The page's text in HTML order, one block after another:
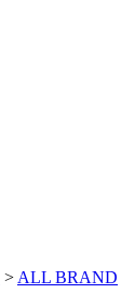
> ALL BRAND